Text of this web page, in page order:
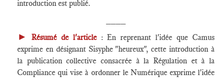
introduction est publié.
► Résumé de l'article: En reprenant l'idée que Camus
exprime en désignant Sisyphe "heureux", cette introduction à
la publication collective consacrée à la Régulation et à la
Compliance qui vise à ordonner le Numérique exprime l'idée